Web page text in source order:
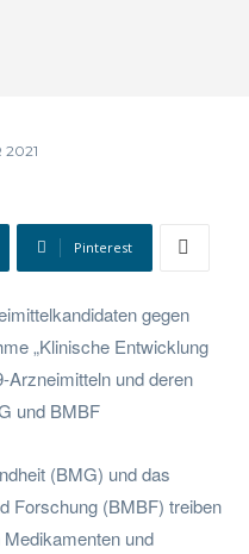
2021
Pinterest
gegen
„Klinische Entwicklung
und deren
und BMBF
(BMG) und das
Forschung (BMBF) treiben
und